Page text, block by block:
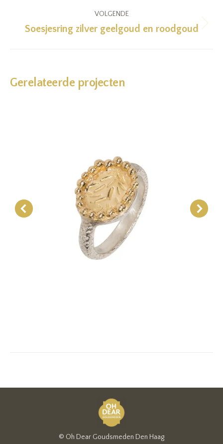
VOLGENDE
Next
Soesjesring zilver geelgoud en roodgoud
Gerelateerde projecten
© Oh Dear Goudsmeden Den Haag